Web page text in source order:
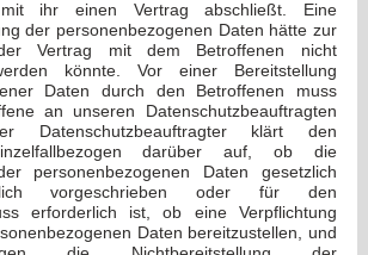
mit ihr einen Vertrag abschließt. Eine
der personenbezogenen Daten hätte zur
Vertrag mit dem Betroffenen nicht
könnte. Vor einer Bereitstellung
Daten durch den Betroffenen muss
an unseren Datenschutzbeauftragten
Datenschutzbeauftragter klärt den
darüber auf, ob die
personenbezogenen Daten gesetzlich
vorgeschrieben oder für den
erforderlich ist, ob eine Verpflichtung
Daten bereitzustellen, und